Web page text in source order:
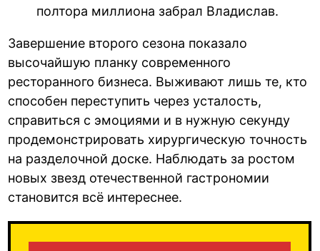
полтора миллиона забрал Владислав.
Завершение второго сезона показало
высочайшую планку современного
ресторанного бизнеса. Выживают лишь те, кто
способен переступить через усталость,
справиться с эмоциями и в нужную секунду
продемонстрировать хирургическую точность
на разделочной доске. Наблюдать за ростом
новых звезд отечественной гастрономии
становится всё интереснее.